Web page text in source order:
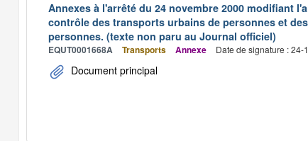
Annexes à l'arrêté du 24 novembre 2000 modifiant
contrôle des transports urbains de personnes et
personnes. (texte non paru au Journal officiel)
EQUT0001668A Transports Annexe Date de signature : 24-
Document principal